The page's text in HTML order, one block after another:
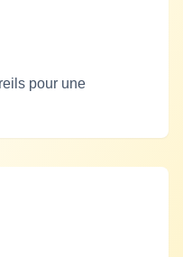
pour une